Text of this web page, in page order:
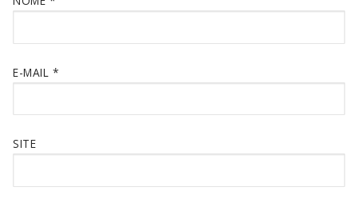
E-MAIL *
SITE